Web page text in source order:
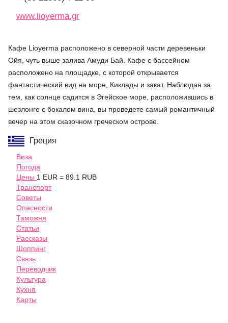
www.lioyerma.gr
Кафе Lioyerma расположено в северной части деревеньки
Ойя, чуть выше залива Амуди Бай. Кафе с бассейном
расположено на площадке, с которой открывается
фантастический вид на море, Киклады и закат. Наблюдая за
тем, как солнце садится в Эгейское море, расположившись в
шезлонге с бокалом вина, вы проведете самый романтичный
вечер на этом сказочном греческом острове.
Греция
Виза
Погода
Цены 1 EUR = 89.1 RUB
Транспорт
Советы
Опасности
Таможня
Статьи
Рассказы
Шоппинг
Связь
Переводчик
Культура
Кухня
Карты